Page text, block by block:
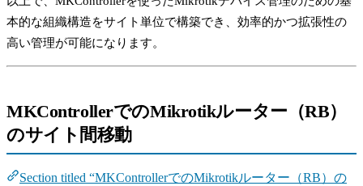
本的な組織構造をサイト単位で構築でき、効率的かつ拡張性の
高い管理が可能になります。
MKControllerでのMikrotikルーター（RB）
のサイト間移動
Section titled “MKControllerでのMikrotikルーター（RB）の